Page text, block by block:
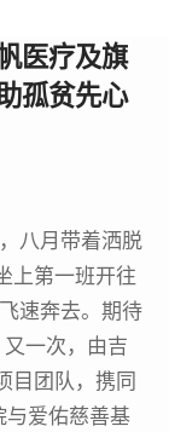
医疗及旗
孤贫先心
八月带着洒脱
上第一班开往
速奔去。期待
一次，由吉
目团队，携同
爱佑慈善基